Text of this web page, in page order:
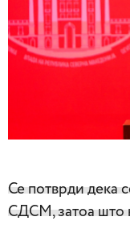
Се потврди дека
СДСМ, затоа што